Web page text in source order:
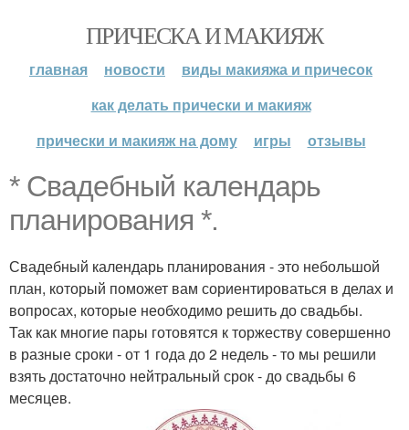
ПРИЧЕСКА И МАКИЯЖ
главная новости
виды макияжа и причесок
как делать прически и макияж
прически и макияж на дому
игры отзывы
* Свадебный календарь
планирования *.
Свадебный календарь планирования - это небольшой
план, который поможет вам сориентироваться в делах и
вопросах, которые необходимо решить до свадьбы.
Так как многие пары готовятся к торжеству совершенно
в разные сроки - от 1 года до 2 недель - то мы решили
взять достаточно нейтральный срок - до свадьбы 6
месяцев.